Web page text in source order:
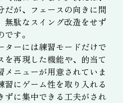
だが、フェースの向きに問
無駄なスイング改造をせず
す。
ターには練習モードだけで
を再現した機能や、的当て
メニューが用意されていま
習にゲーム性を取り入れる
ずに集中できる工夫がされ